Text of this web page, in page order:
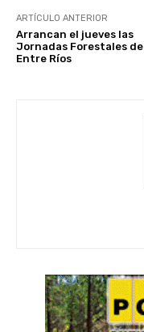
ARTÍCULO ANTERIOR
Arrancan el jueves las
Jornadas Forestales de
Entre Ríos